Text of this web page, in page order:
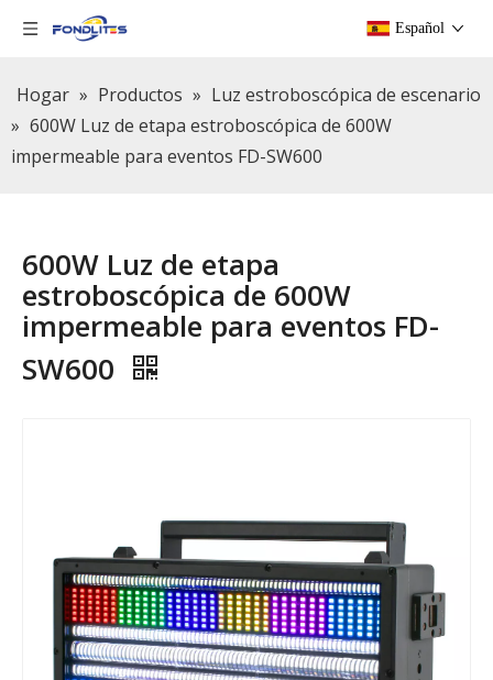
Español
Hogar » Productos » Luz estroboscópica de escenario
» 600W Luz de etapa estroboscópica de 600W
impermeable para eventos FD-SW600
600W Luz de etapa
estroboscópica de 600W
impermeable para eventos FD-
SW600